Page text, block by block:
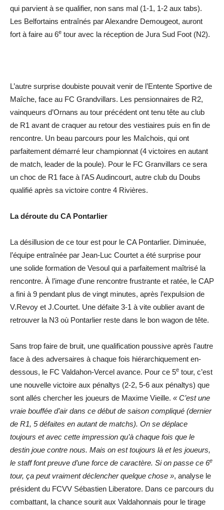
qui parvient à se qualifier, non sans mal (1-1, 1-2 aux tabs).
Les Belfortains entraînés par Alexandre Demougeot, auront
fort à faire au 6e tour avec la réception de Jura Sud Foot (N2).
L’autre surprise doubiste pouvait venir de l’Entente Sportive de
Maîche, face au FC Grandvillars. Les pensionnaires de R2,
vainqueurs d’Ornans au tour précédent ont tenu tête au club
de R1 avant de craquer au retour des vestiaires puis en fin de
rencontre. Un beau parcours pour les Maîchois, qui ont
parfaitement démarré leur championnat (4 victoires en autant
de match, leader de la poule). Pour le FC Granvillars ce sera
un choc de R1 face à l’AS Audincourt, autre club du Doubs
qualifié après sa victoire contre 4 Rivières.
La déroute du CA Pontarlier
La désillusion de ce tour est pour le CA Pontarlier. Diminuée,
l’équipe entraînée par Jean-Luc Courtet a été surprise pour
une solide formation de Vesoul qui a parfaitement maîtrisé la
rencontre. À l’image d’une rencontre frustrante et ratée, le CAP
a fini à 9 pendant plus de vingt minutes, après l’expulsion de
V.Revoy et J.Courtet. Une défaite 3-1 à vite oublier avant de
retrouver la N3 où Pontarlier reste dans le bon wagon de tête.
Sans trop faire de bruit, une qualification poussive après l’autre
face à des adversaires à chaque fois hiérarchiquement en-
dessous, le FC Valdahon-Vercel avance. Pour ce 5e tour, c’est
une nouvelle victoire aux pénaltys (2-2, 5-6 aux pénaltys) que
sont allés chercher les joueurs de Maxime Vieille. « C’est une
vraie bouffée d’air dans ce début de saison compliqué (dernier
de R1, 5 défaites en autant de matchs). On se déplace
toujours et avec cette impression qu’à chaque fois que le
destin joue contre nous. Mais on est toujours là et les joueurs,
le staff font preuve d’une force de caractère. Si on passe ce 6e
tour, ça peut vraiment déclencher quelque chose », analyse le
président du FCVV Sébastien Liberatore. Dans ce parcours du
combattant, la chance sourit aux Valdahonnais pour le tirage